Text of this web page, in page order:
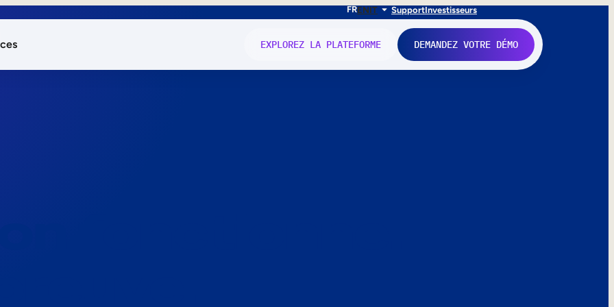
FRENIT SupportInvestisseurs
EXPLOREZ LA PLATEFORME DEMANDEZ VOTRE DÉMO